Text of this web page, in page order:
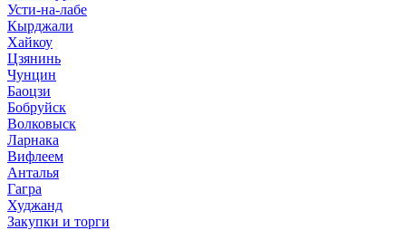
Усти-на-лабе
Кырджали
Хайкоу
Цзянинь
Чунцин
Баоцзи
Бобруйск
Волковыск
Ларнака
Вифлеем
Анталья
Гагра
Худжанд
Закупки и торги